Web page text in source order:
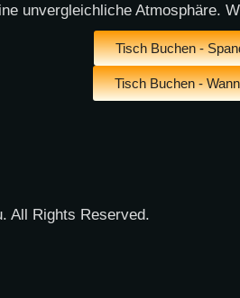
unvergleichliche Atmosphäre.
Tisch Buchen -
Tisch Buchen -
All Rights Reserved.